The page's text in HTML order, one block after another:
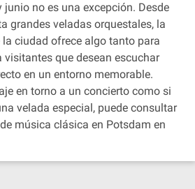
junio no es una excepción. Desde
grandes veladas orquestales, la
ciudad ofrece algo tanto para
visitantes que desean escuchar
en un entorno memorable.
en torno a un concierto como si
velada especial, puede consultar
música clásica en Potsdam en